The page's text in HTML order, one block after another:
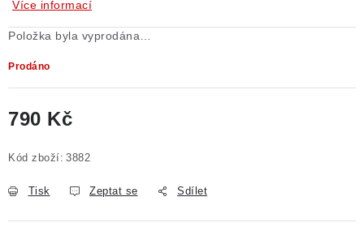
Více informací
Položka byla vyprodána…
Prodáno
790 Kč
Kód zboží: 3882
Tisk Zeptat se Sdílet